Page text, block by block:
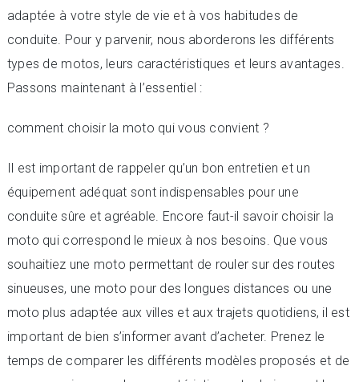
adaptée à votre style de vie et à vos habitudes de
conduite. Pour y parvenir, nous aborderons les différents
types de motos, leurs caractéristiques et leurs avantages.
Passons maintenant à l’essentiel :
comment choisir la moto qui vous convient ?
Il est important de rappeler qu’un bon entretien et un
équipement adéquat sont indispensables pour une
conduite sûre et agréable. Encore faut-il savoir choisir la
moto qui correspond le mieux à nos besoins. Que vous
souhaitiez une moto permettant de rouler sur des routes
sinueuses, une moto pour des longues distances ou une
moto plus adaptée aux villes et aux trajets quotidiens, il est
important de bien s’informer avant d’acheter. Prenez le
temps de comparer les différents modèles proposés et de